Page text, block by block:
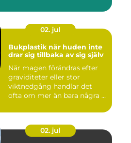
02. jul
Bukplastik när huden inte
drar sig tillbaka av sig själv
När magen förändras efter
graviditeter eller stor
viktnedgång handlar det
ofta om mer än bara några ...
02. jul